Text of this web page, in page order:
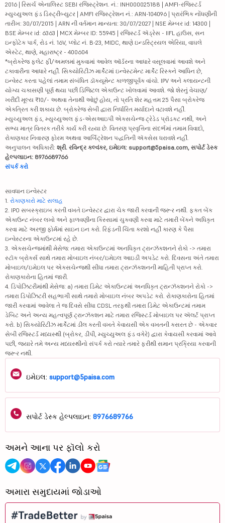
2016 | રિસર્ચ એનાલિસ્ટ SEBI રજિસ્ટ્રેશન. નં.: INH000025188 | AMFI-રજિસ્ટર્ડ
મ્યુચ્યુઅલ ફંડ ડિસ્ટ્રીબ્યુટર | AMFI રજિસ્ટ્રેશન નં.: ARN-104096 | પ્રારંભિક નોંધણીની
તારીખ: 30/07/2015 | ARN ની વર્તમાન માન્યતા: 30/07/2027 | NSE મેમ્બર id: 14300 |
BSE મેમ્બર id: 6363 | MCX મેમ્બર ID: 55945 | રજિસ્ટર્ડ ઍડ્રેસ - IIFL હાઉસ, સન
ઇન્ફોટેક પાર્ક, રોડ નં. 16V, પ્લોટ નં. B-23, MIDC, થાણે ઇન્ડસ્ટ્રિયલ એરિયા, વાઘલે
એસ્ટેટ, થાણે, મહારાષ્ટ્ર - 400604
*બ્રોકરેજ ફ્લેટ ફી/અમલમાં મુકવામાં આવેલ ઑર્ડરના આધારે વસૂલવામાં આવશે અને
ટકાવારીના આધારે નહીં. સિક્યોરિટીઝ માર્કેટમાં ઇન્વેસ્ટમેન્ટ માર્કેટ રિસ્કને આધિન છે,
ઇન્વેસ્ટ કરતા પહેલાં તમામ સંબંધિત ડૉક્યૂમેન્ટ કાળજીપૂર્વક વાંચો. IPV અને ક્લાયન્ટની
યોગ્ય ચકાસણી પૂર્ણ થયા પછી ડિજિટલ એકાઉન્ટ ખોલવામાં આવશે. જો શેરનું વેચાણ/
ખરીદી મૂલ્ય ₹10/- અથવા તેનાથી ઓછું હોય, તો પ્રતિ શેર મહત્તમ 25 પૈસા બ્રોકરેજ
એકત્રિત કરી શકાય છે. બ્રોકરેજ સેબી દ્વારા નિર્ધારિત મર્યાદાને વટાવશે નહીં.
મ્યુચ્યુઅલ ફંડ, મ્યુચ્યુઅલ ફંડ-એસઆઇપી એક્સચેન્જ ટ્રેડેડ પ્રૉડક્ટ નથી, અને
સભ્ય માત્ર વિતરક તરીકે કાર્ય કરી રહ્યા છે. વિતરણ પ્રવૃત્તિના સંદર્ભમાં તમામ વિવાદો,
રોકાણકાર નિવારણ ફોરમ અથવા આર્બિટ્રેશન પદ્ધતિની ઍક્સેસ ધરાવશે નહીં.
અનુપાલન અધિકારી: શ્રી. રવિન્દ્ર કલ્વંકર, ઇમેઇલ: support@5paisa.com, સપોર્ટ ડેસ્ક
હેલ્પલાઇન: 8976689766
સંપર્ક કરો
સાવધાન ઇન્વેસ્ટર
1. રોકાણકારો માટે સલાહ
2. IPO સબસ્ક્રાઇબ કરતી વખતે ઇન્વેસ્ટર દ્વારા ચેક જારી કરવાની જરૂર નથી. ફક્ત બેંક
એકાઉન્ટ નંબર લખો અને ફાળવણીના કિસ્સામાં ચુકવણી કરવા માટે તમારી બેંકને અધિકૃત
કરવા માટે અરજી ફોર્મમાં સાઇન ઇન કરો. રિફંડની ચિંતા કરશો નહીં કારણ કે પૈસા
ઇન્વેસ્ટરના એકાઉન્ટમાં રહે છે.
3. એક્સચેન્જમાંથી મેસેજ: તમારા એકાઉન્ટમાં અનધિકૃત ટ્રાન્ઝૅક્શનને રોકો -> તમારા
સ્ટૉક બ્રોકર્સ સાથે તમારા મોબાઇલ નંબર/ઇમેઇલ આઇડી અપડેટ કરો. દિવસના અંતે તમારા
મોબાઇલ/ઇમેઇલ પર એક્સચેન્જથી સીધા તમારા ટ્રાન્ઝૅક્શનની માહિતી પ્રાપ્ત કરો.
રોકાણકારોના હિતમાં જારી.
4. ડિપોઝિટરીમાંથી મેસેજ: a) તમારા ડિમેટ એકાઉન્ટમાં અનધિકૃત ટ્રાન્ઝૅક્શનને રોકો ->
તમારા ડિપોઝિટરી સહભાગી સાથે તમારો મોબાઇલ નંબર અપડેટ કરો. રોકાણકારોના હિતમાં
જારી કરવામાં આવેલા તે જ દિવસે સીધા CDSL તરફથી તમારા ડિમેટ એકાઉન્ટમાં તમામ
ડેબિટ અને અન્ય મહત્વપૂર્ણ ટ્રાન્ઝૅક્શન માટે તમારા રજિસ્ટર્ડ મોબાઇલ પર ઍલર્ટ પ્રાપ્ત
કરો. b) સિક્યોરિટીઝ માર્કેટમાં ડીલ કરતી વખતે કેવાયસી એક વખતની કસરત છે - એકવાર
સેબી રજિસ્ટર્ડ મધ્યસ્થી (બ્રોકર, ડીપી, મ્યુચ્યુઅલ ફંડ વગેરે) દ્વારા કેવાયસી કરવામાં આવે
પછી, જ્યારે તમે અન્ય મધ્યસ્થીનો સંપર્ક કરો ત્યારે તમારે ફરીથી સમાન પ્રક્રિયા કરવાની
જરૂર નથી.
ઇમેઇલ: support@5paisa.com
સપોર્ટ ડેસ્ક હેલ્પલાઇન: 8976689766
અમને આના પર ફૉલો કરો
અમારા સમુદાયમાં જોડાઓ